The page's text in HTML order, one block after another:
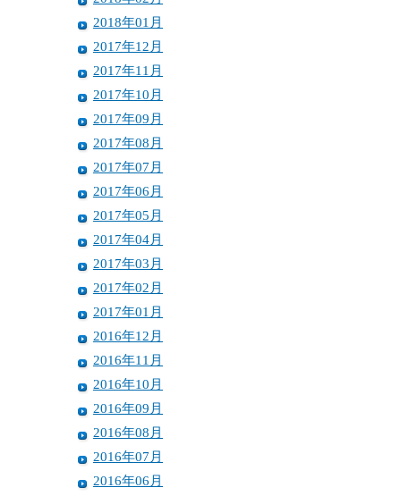
2018年01月
2017年12月
2017年11月
2017年10月
2017年09月
2017年08月
2017年07月
2017年06月
2017年05月
2017年04月
2017年03月
2017年02月
2017年01月
2016年12月
2016年11月
2016年10月
2016年09月
2016年08月
2016年07月
2016年06月